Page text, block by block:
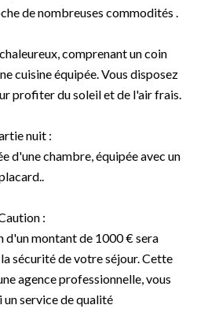
de nombreuses commodités .
comprenant un coin
cuisine équipée. Vous disposez
profiter du soleil et de l'air frais.
nuit :
d'une chambre, équipée avec un
:
d'un montant de 1000 € sera
sécurité de votre séjour. Cette
agence professionnelle, vous
un service de qualité